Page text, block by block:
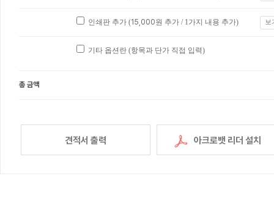
인쇄판 추가 (15,000원 추가 / 1가지 내용 추가) 보
기타 옵션란 (항목과 단가 직접 입력)
총 금액
견적서 출력 아크로뱃 리더 설치